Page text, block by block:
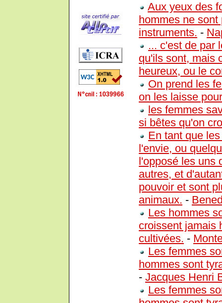
Aux yeux des
hommes ne
instruments. -
... c'est de par
qu'ils sont, mais
heureux, ou le
On prend les
on les laisse
les femmes
si bêtes qu'on
En tant que
l'envie, ou
l'opposé les uns
autres, et
pouvoir et sont
animaux. -
Les hommes
croissent jamais
cultivées. -
Les femmes
hommes sont
- Jacques Henri
Les femmes